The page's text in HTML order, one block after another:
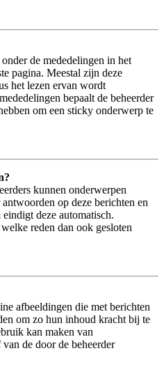
de mededelingen in het
pagina. Meestal zijn deze
het lezen ervan wordt
bepaalt de beheerder
om een sticky onderwerp te
kunnen onderwerpen
op deze berichten en
deze automatisch.
reden dan ook gesloten
afbeeldingen die met berichten
om zo hun inhoud kracht bij te
kan maken van
de door de beheerder